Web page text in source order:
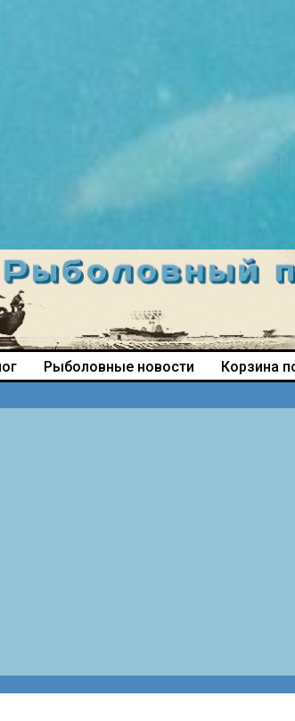
Рыболовные новости Корзина